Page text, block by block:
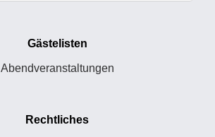
Gästelisten
Abendveranstaltungen
Rechtliches